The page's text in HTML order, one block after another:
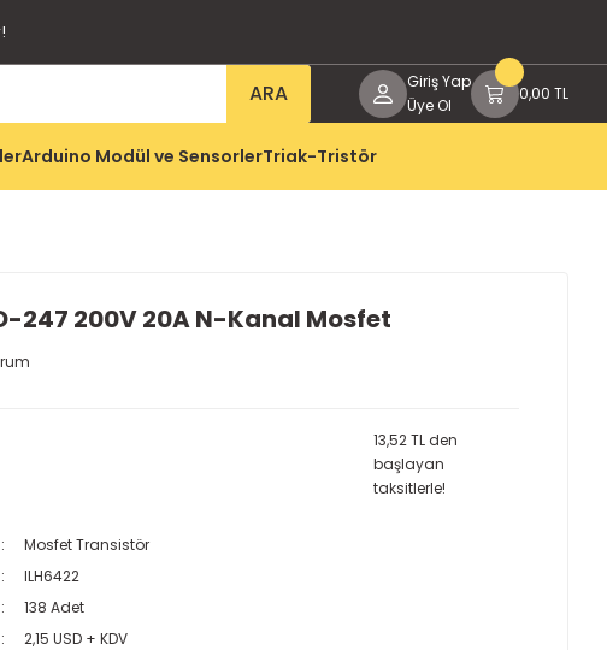
ARA
Giriş Yap
Üye Ol
0,00 TL
Arduino Modül ve SensorlerTriak-Tristör
247 200V 20A N-Kanal Mosfet
13,52 TL den
başlayan
taksitlerle!
Mosfet Transistör
ILH6422
138 Adet
2,15 USD + KDV